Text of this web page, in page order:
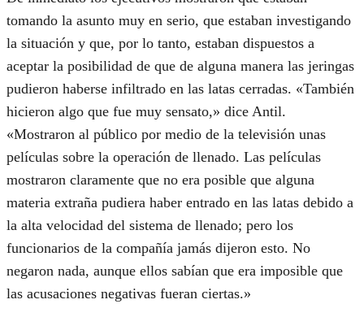
tomando la asunto muy en serio, que estaban investigando
la situación y que, por lo tanto, estaban dispuestos a
aceptar la posibilidad de que de alguna manera las jeringas
pudieron haberse infiltrado en las latas cerradas. «También
hicieron algo que fue muy sensato,» dice Antil.
«Mostraron al público por medio de la televisión unas
películas sobre la operación de llenado. Las películas
mostraron claramente que no era posible que alguna
materia extraña pudiera haber entrado en las latas debido a
la alta velocidad del sistema de llenado; pero los
funcionarios de la compañía jamás dijeron esto. No
negaron nada, aunque ellos sabían que era imposible que
las acusaciones negativas fueran ciertas.»